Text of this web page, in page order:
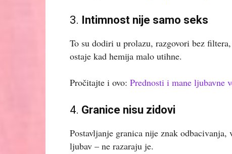
3. Intimnost nije samo seks
To su dodiri u prolazu, razgovori bez
ostaje kad hemija malo utihne.
Pročitajte i ovo: Prednosti i mane ljubavne
4. Granice nisu zidovi
Postavljanje granica nije znak
ljubav – ne razaraju je.